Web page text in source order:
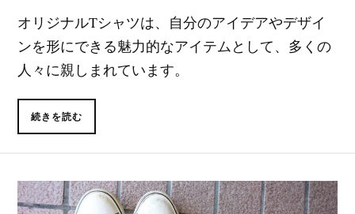
オリジナルTシャツは、自分のアイデアやデザイ
ンを形にできる魅力的なアイテムとして、多くの
人々に親しまれています。
続きを読む